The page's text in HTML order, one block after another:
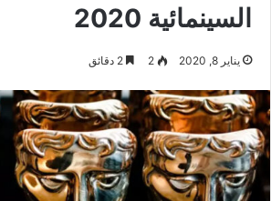
السينمائية 2020
يناير 8, 2020 2